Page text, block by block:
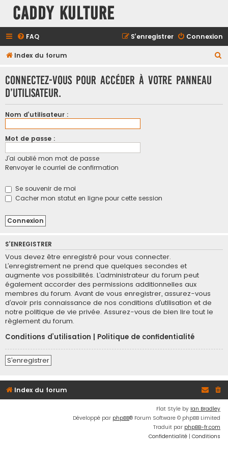
Caddy Kulture
FAQ Connexion
S’enregistrer
Index du forum
Connectez-vous pour accéder à votre panneau
d’utilisateur.
Nom d’utilisateur :
Mot de passe :
J’ai oublié mon mot de passe
Renvoyer le courriel de confirmation
Se souvenir de moi
Cacher mon statut en ligne pour cette session
S’ENREGISTRER
Vous devez être enregistré pour vous connecter.
L’enregistrement ne prend que quelques secondes et
augmente vos possibilités. L’administrateur du forum peut
également accorder des permissions additionnelles aux
membres du forum. Avant de vous enregistrer, assurez-vous
d’avoir pris connaissance de nos conditions d’utilisation et de
notre politique de vie privée. Assurez-vous de bien lire tout le
règlement du forum.
Conditions d’utilisation
Politique de confidentialité
S’enregistrer
Index du forum
Flat Style by Ian Bradley
Développé par phpBB® Forum Software © phpBB Limited
Traduit par phpBB-fr.com
Confidentialité | Conditions